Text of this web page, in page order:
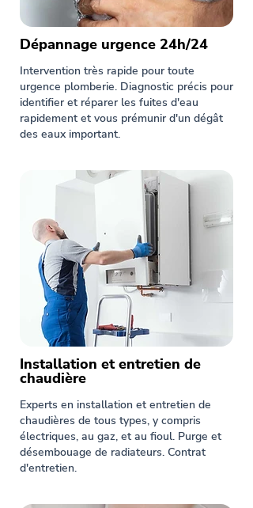
Dépannage urgence 24h/24
Intervention très rapide pour toute
urgence plomberie. Diagnostic précis pour
identifier et réparer les fuites d'eau
rapidement et vous prémunir d'un dégât
des eaux important.
Installation et entretien de
chaudière
Experts en installation et entretien de
chaudières de tous types, y compris
électriques, au gaz, et au fioul. Purge et
désembouage de radiateurs. Contrat
d'entretien.